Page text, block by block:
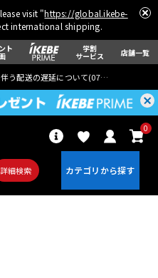
visit "https://global.ikebe-
international shipping.
ト 学割
サービス 店舗一覧
う配送の遅延について(07月29日
詳細検索
0